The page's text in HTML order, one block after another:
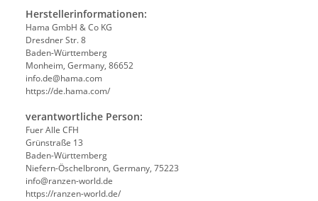
Herstellerinformationen:
Hama GmbH & Co KG
Dresdner Str. 8
Baden-Württemberg
Monheim, Germany, 86652
info.de@hama.com
https://de.hama.com/
verantwortliche Person:
Fuer Alle CFH
Grünstraße 13
Baden-Württemberg
Niefern-Öschelbronn, Germany, 75223
info@ranzen-world.de
https://ranzen-world.de/